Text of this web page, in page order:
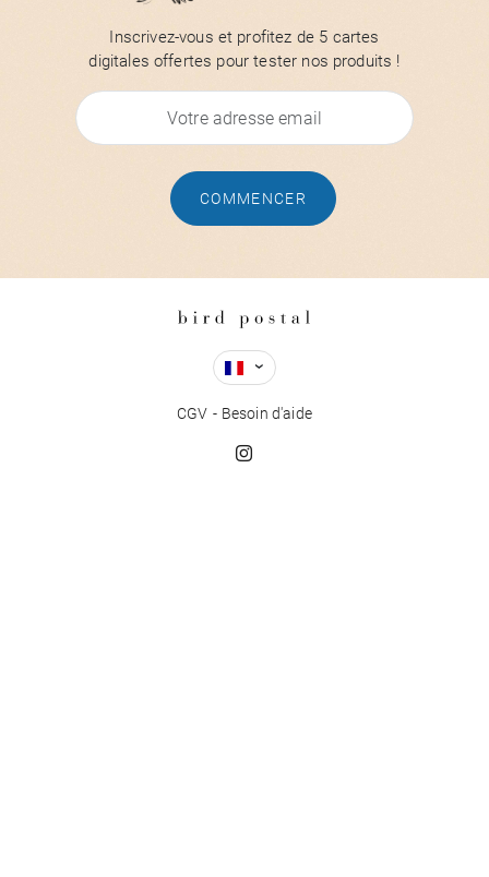
Inscrivez-vous et profitez de 5 cartes
digitales offertes pour tester nos produits !
COMMENCER
CGV Besoin d'aide